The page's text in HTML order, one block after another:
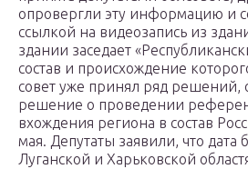
опровергли эту информацию и
ссылкой на видеозапись из
здании заседает
состав и происхождение
совет уже принял ряд
решение о проведении
вхождения региона в состав
мая. Депутаты заявили, что дата
Луганской и Харьковской